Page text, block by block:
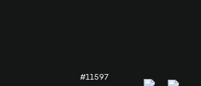
#11597